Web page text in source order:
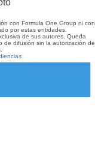
con Formula One Group ni con
por estas entidades.
de sus autores. Queda
de difusión sin la autorización de